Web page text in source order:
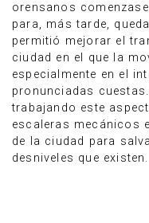
orensanos
para, más tarde,
permitió mejorar el
ciudad en el que la
especialmente en el
pronunciadas
trabajando este
escaleras mecánicos
de la ciudad para
desniveles que existen.